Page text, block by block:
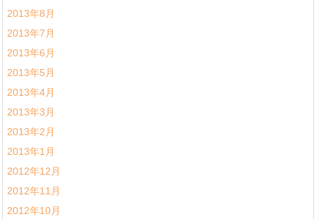
2013年8月
2013年7月
2013年6月
2013年5月
2013年4月
2013年3月
2013年2月
2013年1月
2012年12月
2012年11月
2012年10月